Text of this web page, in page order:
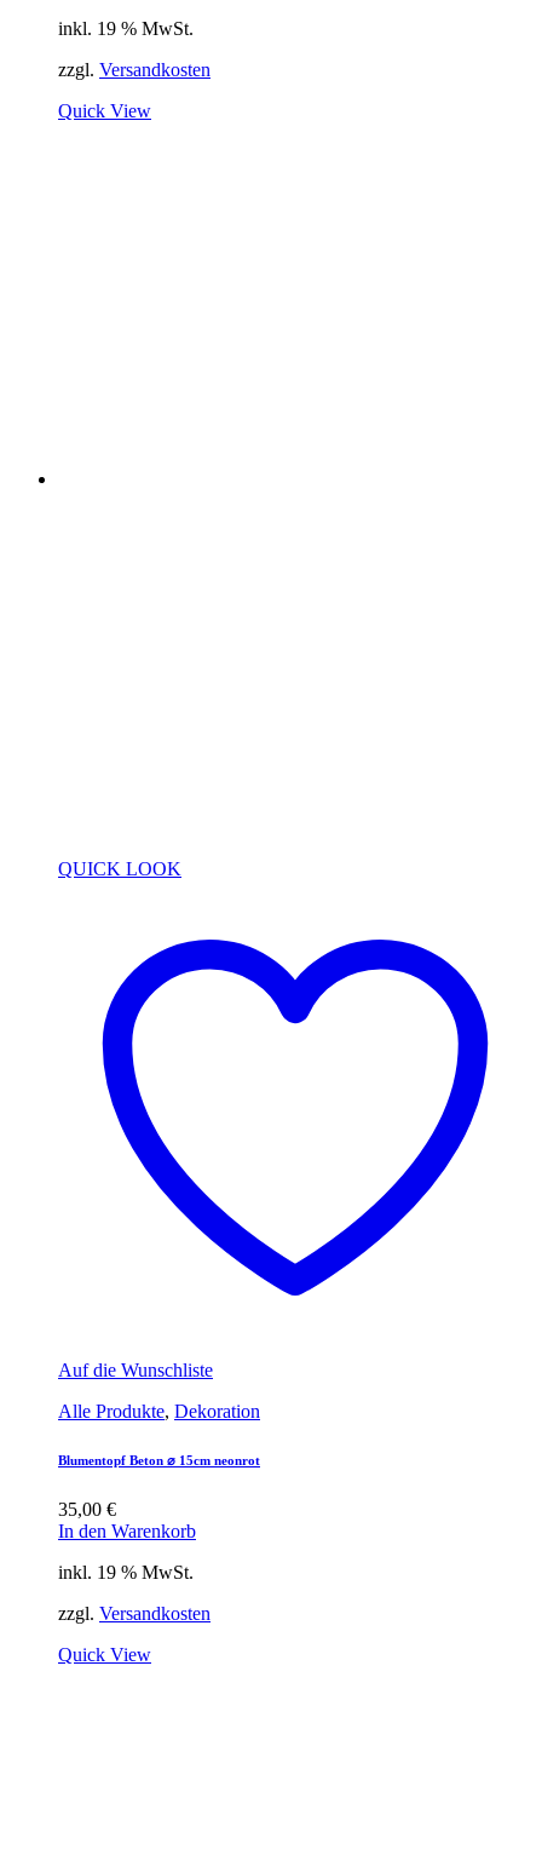
inkl. 19 % MwSt.
zzgl. Versandkosten
Quick View
QUICK LOOK
Auf die Wunschliste
Alle Produkte, Dekoration
Blumentopf Beton ⌀ 15cm neonrot
35,00 €
In den Warenkorb
inkl. 19 % MwSt.
zzgl. Versandkosten
Quick View